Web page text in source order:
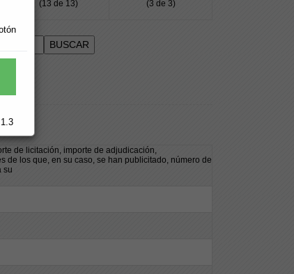
(13 de 13)
(3 de 3)
de licitación, importe de adjudicación,
de los que, en su caso, se han publicitado, número de
su